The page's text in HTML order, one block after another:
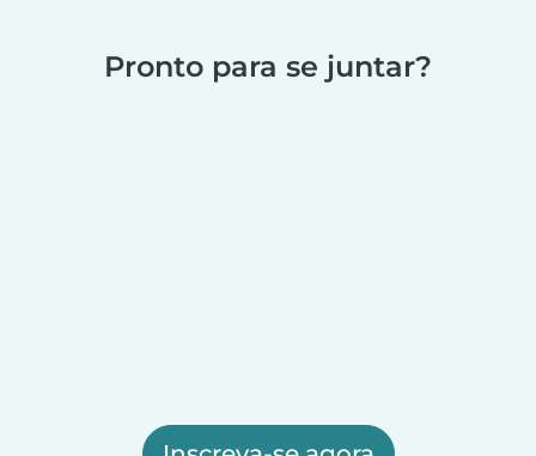
Pronto para se juntar?